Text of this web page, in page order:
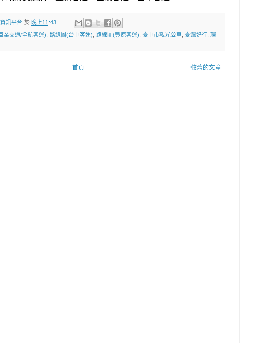
訊平台 於 晚上11:43
業交通/全航客運), 路線圖(台中客運), 路線圖(豐原客運), 臺中市觀光公車, 臺灣好行, 環
較舊的文章
首頁